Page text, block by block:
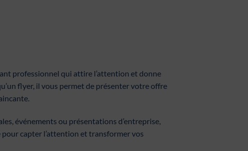
professionnel qui attire l’attention et donne
flyer, il vous permet de présenter votre offre
événements ou présentations d’entreprise,
capter l’attention et transformer vos